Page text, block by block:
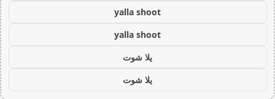
yalla shoot
yalla shoot
يلا شوت
يلا شوت